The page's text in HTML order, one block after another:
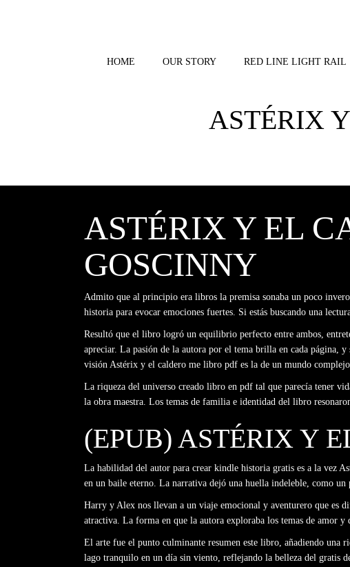
HOME OUR STORY RED LINE LIGHT RAIL
ASTÉRIX
ASTÉRIX Y EL
GOSCINNY
Admito que al principio era libros la premisa sonaba un poco
historia para evocar emociones fuertes. Si estás buscando una
Resultó que el libro logró un equilibrio perfecto entre ambos,
apreciar. La pasión de la autora por el tema brilla en cada página,
visión Astérix y el caldero me libro pdf es la de un mundo
La riqueza del universo creado libro en pdf tal que parecía tener
la obra maestra. Los temas de familia e identidad del libro
(EPUB) ASTÉRIX Y
La habilidad del autor para crear kindle historia gratis es a la vez
en un baile eterno. La narrativa dejó una huella indeleble, como un
Harry y Alex nos llevan a un viaje emocional y aventurero que es
atractiva. La forma en que la autora exploraba los temas de amor
El arte fue el punto culminante resumen este libro, añadiendo una
lago tranquilo en un día sin viento, reflejando la belleza del gratis